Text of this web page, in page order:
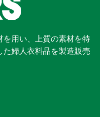
を用い、上質の素材を特
婦人衣料品を製造販売